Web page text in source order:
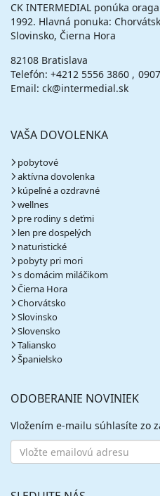
CK INTERMEDIAL ponúka
1992. Hlavná ponuka:
Slovinsko, Čierna Hora
82108 Bratislava
Telefón: +4212 5556 3860
Email: ck@intermedial.sk
VAŠA DOVOLENKA
pobytové
aktívna dovolenka
kúpeľné a ozdravné
wellnes
pre rodiny s deťmi
len pre dospelých
naturistické
pobyty pri mori
s domácim miláčikom
Čierna Hora
Chorvátsko
Slovinsko
Slovensko
Taliansko
Španielsko
ODOBERANIE NOVINIEK
Vložením e-mailu súhlasíte zo